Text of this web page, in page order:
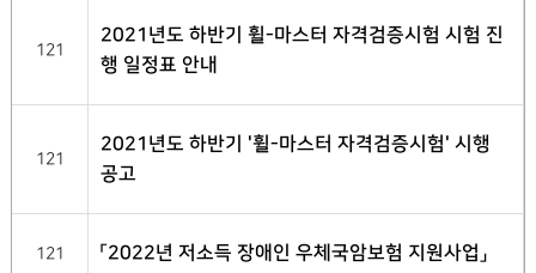
121
2021년도 하반기 휠-마스터 자격검증시험 시험 진
행 일정표 안내
121
2021년도 하반기 '휠-마스터 자격검증시험' 시행
공고
121 「2022년 저소득 장애인 우체국암보험 지원사업」